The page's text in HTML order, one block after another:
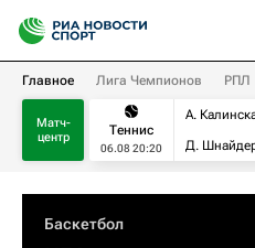
Главное Лига Чемпионов РПЛ
Матч-
центр
Теннис
06.08 20:20
А.
Д.
Баскетбол